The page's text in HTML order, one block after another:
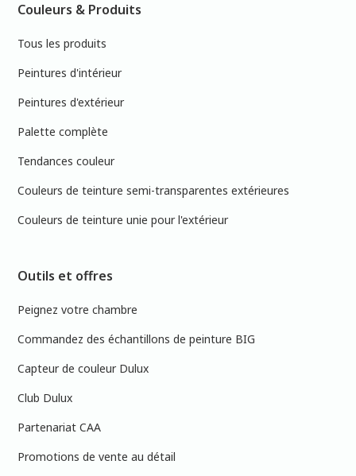
Couleurs & Produits
Tous les produits
Peintures d'intérieur
Peintures d'extérieur
Palette complète
Tendances couleur
Couleurs de teinture semi-transparentes extérieures
Couleurs de teinture unie pour l'extérieur
Outils et offres
Peignez votre chambre
Commandez des échantillons de peinture BIG
Capteur de couleur Dulux
Club Dulux
Partenariat CAA
Promotions de vente au détail